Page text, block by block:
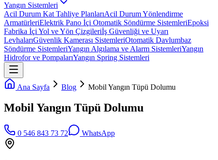
Yangın Sistemleri
Acil Durum Kat Tahliye PlanlarıAcil Durum Yönlendirme
ArmatürleriElektrik Pano İçi Otomatik Söndürme SistemleriEpoksi
Fabrika İçi Yol ve Yön Çizgileriİş Güvenliği ve Uyarı
LevhalarıGüvenlik Kamerası SistemleriOtomatik Davlumbaz
Söndürme SistemleriYangın Algılama ve Alarm SistemleriYangın
Hidrofor ve PompalarıYangın Spring Sistemleri
Ana Sayfa Blog Mobil Yangın Tüpü Dolumu
Mobil Yangın Tüpü Dolumu
0 546 843 73 72 WhatsApp